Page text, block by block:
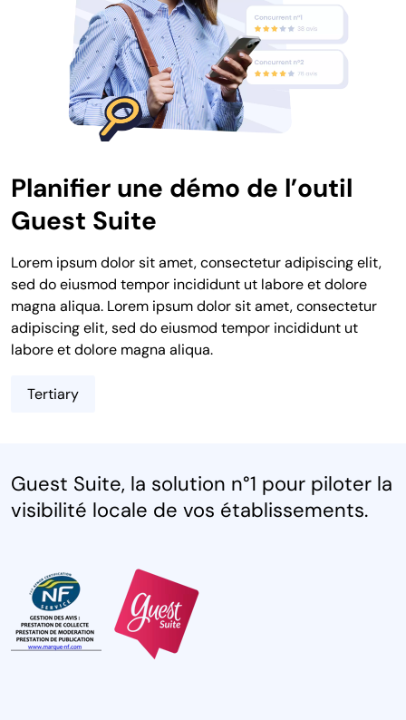
Planifier une démo de l’outil
Guest Suite
Lorem ipsum dolor sit amet, consectetur adipiscing elit,
sed do eiusmod tempor incididunt ut labore et dolore
magna aliqua. Lorem ipsum dolor sit amet, consectetur
adipiscing elit, sed do eiusmod tempor incididunt ut
labore et dolore magna aliqua.
Tertiary
Guest Suite, la solution n°1 pour piloter la
visibilité locale de vos établissements.